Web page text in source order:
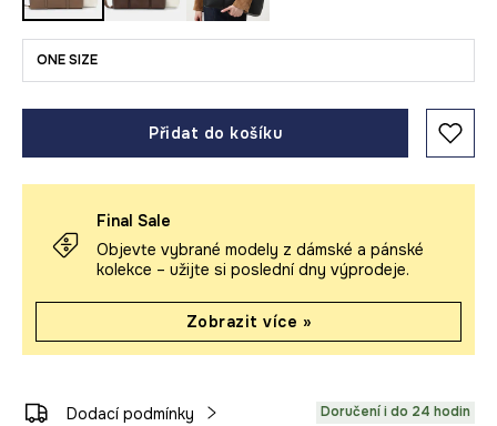
ONE SIZE
Přidat do košíku
Final Sale
Objevte vybrané modely z dámské a pánské
kolekce – užijte si poslední dny výprodeje.
Zobrazit více »
Dodací podmínky Doručení i do 24 hodin